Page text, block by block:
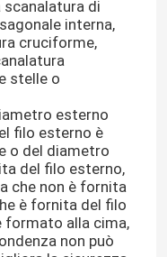
di
interna,
cruciforme,
stelle o
esterno
filo esterno è
o del diametro
del filo esterno,
che non è fornita
è fornita del filo
formato alla cima,
non può